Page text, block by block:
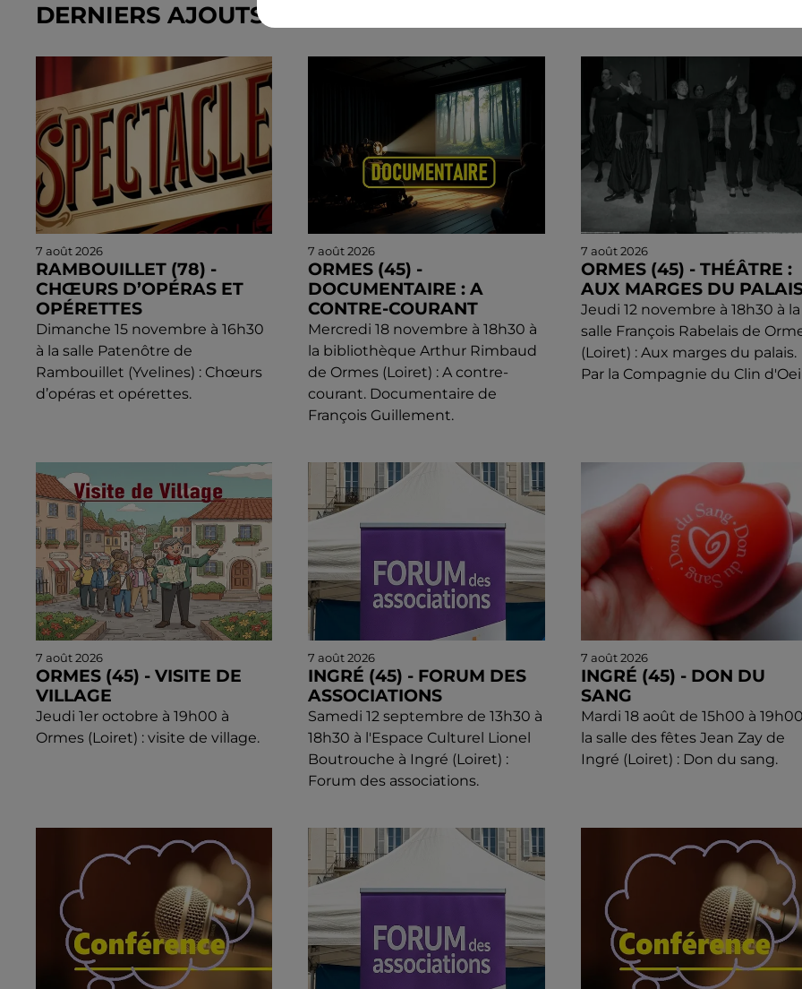
DERNIERS AJOUTS DANS L'AGENDA
7 août 2026
RAMBOUILLET (78) -
CHŒURS D’OPÉRAS ET
OPÉRETTES
Dimanche 15 novembre à 16h30
à la salle Patenôtre de
Rambouillet (Yvelines) : Chœurs
d’opéras et opérettes.
7 août 2026
ORMES (45) -
DOCUMENTAIRE : A
CONTRE-COURANT
Mercredi 18 novembre à 18h30 à
la bibliothèque Arthur Rimbaud
de Ormes (Loiret) : A contre-
courant. Documentaire de
François Guillement.
7 août 2026
ORMES (45) - THÉÂTRE :
AUX MARGES DU
Jeudi 12 novembre à 18h30 à la
salle François Rabelais de
(Loiret) : Aux marges du palais.
Par la Compagnie du Clin
7 août 2026
ORMES (45) - VISITE DE
VILLAGE
Jeudi 1er octobre à 19h00 à
Ormes (Loiret) : visite de village.
7 août 2026
INGRÉ (45) - FORUM DES
ASSOCIATIONS
Samedi 12 septembre de 13h30 à
18h30 à l'Espace Culturel Lionel
Boutrouche à Ingré (Loiret) :
Forum des associations.
7 août 2026
INGRÉ (45) - DON DU
SANG
Mardi 18 août de 15h00 à
la salle des fêtes Jean Zay de
Ingré (Loiret) : Don du sang.